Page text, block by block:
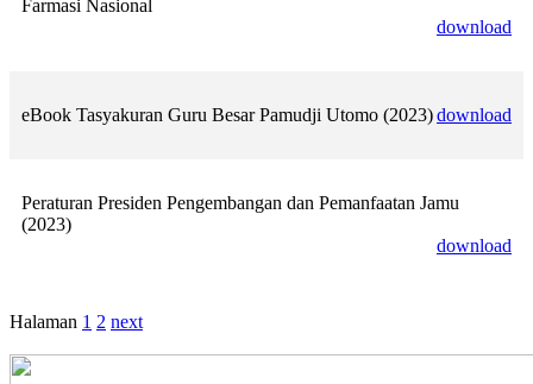
Farmasi Nasional
download
eBook Tasyakuran Guru Besar Pamudji Utomo (2023)download
Peraturan Presiden Pengembangan dan Pemanfaatan Jamu
(2023)
download
Halaman 1 2 next